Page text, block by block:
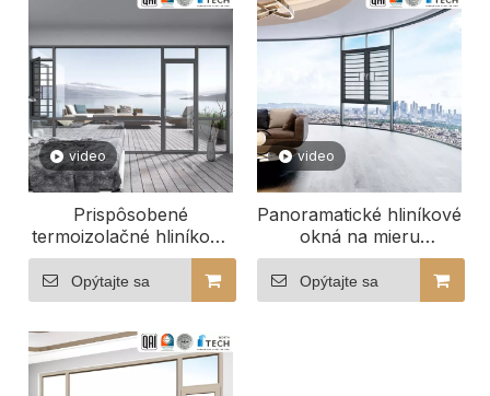
video
Prispôsobené
termoizolačné hliníkové
okná vyrobené pre vaše
pohodlie
Opýtajte sa
video
Panoramatické hliníkové
okná na mieru
pozdvihnú vaše životné
prostredie
Opýtajte sa